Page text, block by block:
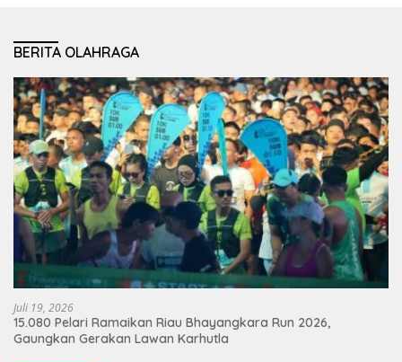
BERITA OLAHRAGA
Juli 19, 2026
15.080 Pelari Ramaikan Riau Bhayangkara Run 2026,
Gaungkan Gerakan Lawan Karhutla